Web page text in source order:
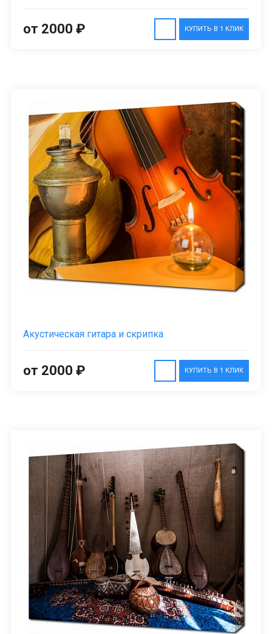
КУПИТЬ В 1 КЛИК
от 2000 ₽
Акустическая гитара и скрипка
КУПИТЬ В 1 КЛИК
от 2000 ₽